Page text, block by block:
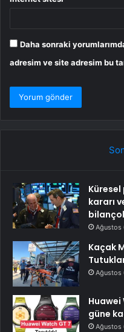
Daha sonraki
adresim ve site adresim bu
kararı
Ağustos
Kaçak
Ağustos
Huawei
güne
Ağustos